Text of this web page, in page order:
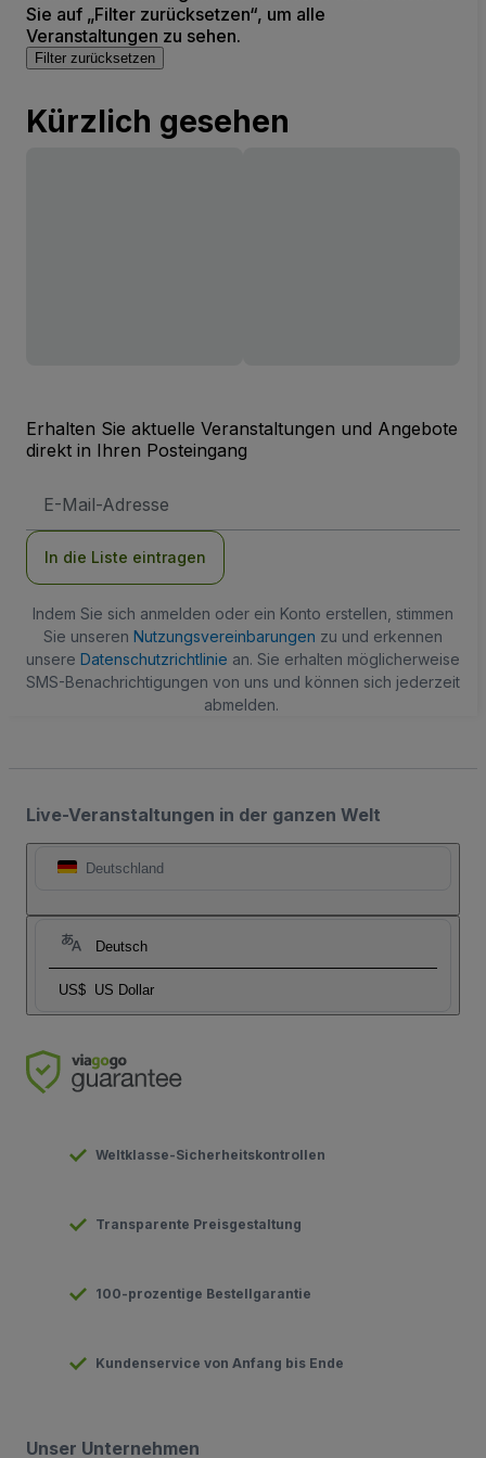
Sie auf „Filter zurücksetzen“, um alle
Veranstaltungen zu sehen.
Filter zurücksetzen
Kürzlich gesehen
Erhalten Sie aktuelle Veranstaltungen und Angebote
direkt in Ihren Posteingang
Mail-
In die Liste eintragen
Indem Sie sich anmelden oder ein Konto erstellen, stimmen
Sie unseren Nutzungsvereinbarungen zu und erkennen
unsere Datenschutzrichtlinie an. Sie erhalten möglicherweise
SMS-Benachrichtigungen von uns und können sich jederzeit
abmelden.
Live-Veranstaltungen in der ganzen Welt
Deutschland
Deutsch
US$ US Dollar
Weltklasse-Sicherheitskontrollen
Transparente Preisgestaltung
100-prozentige Bestellgarantie
Kundenservice von Anfang bis Ende
Unser Unternehmen